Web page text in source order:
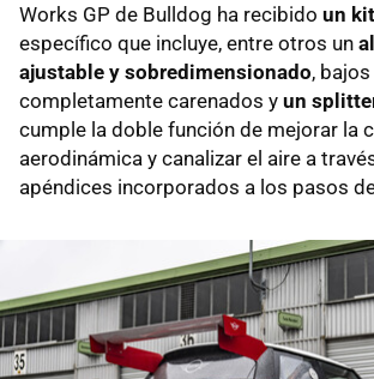
Works GP de Bulldog ha recibido un
específico que incluye, entre otros un
ajustable y sobredimensionado, bajos
completamente carenados y un
cumple la doble función de mejorar la
aerodinámica y canalizar el aire a
apéndices incorporados a los pasos